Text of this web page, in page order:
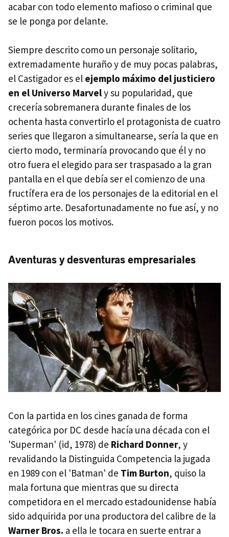
acabar con todo elemento mafioso o criminal que
se le ponga por delante.
Siempre descrito como un personaje solitario,
extremadamente huraño y de muy pocas palabras,
el Castigador es el ejemplo máximo del justiciero
en el Universo Marvely su popularidad, que
crecería sobremanera durante finales de los
ochenta hasta convertirlo el protagonista de cuatro
series que llegaron a simultanearse, sería la que en
cierto modo, terminaría provocando que él y no
otro fuera el elegido para ser traspasado a la gran
pantalla en el que debía ser el comienzo de una
fructífera era de los personajes de la editorial en el
séptimo arte. Desafortunadamente no fue así, y no
fueron pocos los motivos.
Aventuras y desventuras empresariales
Con la partida en los cines ganada de forma
categórica por DC desde hacía una década con el
'Superman' (id, 1978) de Richard Donner, y
revalidando la Distinguida Competencia la jugada
en 1989 con el 'Batman' de Tim Burton, quiso la
mala fortuna que mientras que su directa
competidora en el mercado estadounidense había
sido adquirida por una productora del calibre de la
Warner Bros. a ella le tocara en suerte entrar a